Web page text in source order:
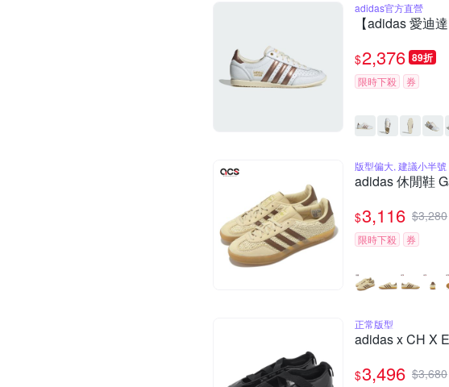
adidas官方直營
【adidas 愛迪
$2,376 89折
限時下殺 券
版型偏大, 建議小半號
adidas 休閒鞋
$3,116 $3,280
限時下殺 券
正常版型
adidas x CH X
$3,496 $3,680